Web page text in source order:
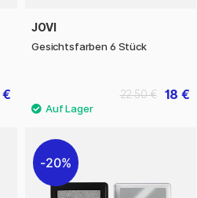
€
JOVI
Gesichtsfarben 6 Stück
18 €
22.50 €
20%